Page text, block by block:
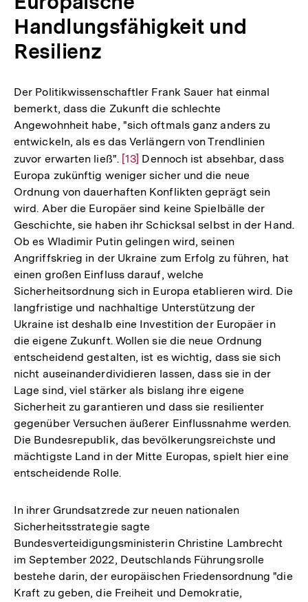
Handlungsfähigkeit und
Resilienz
Der Politikwissenschaftler Frank Sauer hat einmal
bemerkt, dass die Zukunft die schlechte
Angewohnheit habe, "sich oftmals ganz anders zu
entwickeln, als es das Verlängern von Trendlinien
zuvor erwarten ließ". Zur
Auflösung
der
Fußnote
[13] Dennoch ist absehbar, dass
Europa zukünftig weniger sicher und die neue
Ordnung von dauerhaften Konflikten geprägt sein
wird. Aber die Europäer sind keine Spielbälle der
Geschichte, sie haben ihr Schicksal selbst in der Hand.
Ob es Wladimir Putin gelingen wird, seinen
Angriffskrieg in der Ukraine zum Erfolg zu führen, hat
einen großen Einfluss darauf, welche
Sicherheitsordnung sich in Europa etablieren wird. Die
langfristige und nachhaltige Unterstützung der
Ukraine ist deshalb eine Investition der Europäer in
die eigene Zukunft. Wollen sie die neue Ordnung
entscheidend gestalten, ist es wichtig, dass sie sich
nicht auseinanderdividieren lassen, dass sie in der
Lage sind, viel stärker als bislang ihre eigene
Sicherheit zu garantieren und dass sie resilienter
gegenüber Versuchen äußerer Einflussnahme werden.
Die Bundesrepublik, das bevölkerungsreichste und
mächtigste Land in der Mitte Europas, spielt hier eine
entscheidende Rolle.
In ihrer Grundsatzrede zur neuen nationalen
Sicherheitsstrategie sagte
Bundesverteidigungsministerin Christine Lambrecht
im September 2022, Deutschlands Führungsrolle
bestehe darin, der europäischen Friedensordnung "die
Kraft zu geben, die Freiheit und Demokratie,